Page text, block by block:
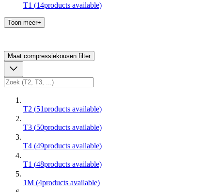
T1 (14products available)
Toon meer+
Maat compressiekousen filter
T2 (51products available)
T3 (50products available)
T4 (49products available)
T1 (48products available)
1M (4products available)